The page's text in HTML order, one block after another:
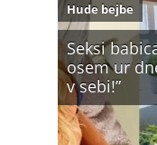
Seksi
osem ur
v sebi!”
Hude bejbe